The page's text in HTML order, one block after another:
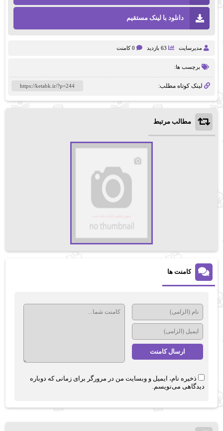
دانلود با لینک مستقیم
مدیرسایت 63 بازدید 0 کامنت
برچسب ها:
لینک کوتاه مطلب:
مطالب مرتبط
کامنت ها
ذخیره نام، ایمیل و وبسایت من در مرورگر برای زمانی که دوباره
دیدگاهی می‌نویسم.